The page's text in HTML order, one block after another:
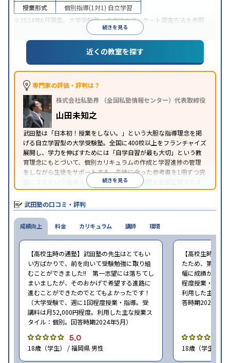
続きを見る
授業形式
個別指導(1対1) 自立学習
※2024年6月調査。 大学受験塾・予備校のアンケート調査方法を参照
近くの教室を探す
専門家の評価・評判は？
株式会社私塾界 （全国私塾情報センター）代表取締役
山田未知之
武田塾は「日本初！授業をしない。」という大胆な指導理念を掲
げる自立学習型の大学受験塾。全国に400校以上をフランチャイズ
展開し、学力を伸ばすためには「自学自習が最も大切」という教
育理念にもとづいて、個別カリキュラムの作成と学習進捗の管理
をしながら生徒をサポートする。生徒に合った参考書を1冊ずつ完
璧にするという指導スタイルで、参考書の問題を全部正解するま
で繰り返し問題を解くことで偏差値をあげるという手法を取って
いる。
続きを見る
武田塾の口コミ・評判
成績向上
【高校生時の通塾】武田塾の先生はとてもい
い方ばかりで、前を向いて受験勉強に取り組
むことができました!! 第一志望には落ちてし
まいましたが、そのおかげで希望する進路に
進むことができたのでとてもよかったです！
（大学受験で、週に1回程度授業・指導。受
講料は月52,000円程度。利用した主な授業ス
タイル：個別。回答時期2024年5月）
5.0
18歳（学生） / 福岡県 男性
【高校生時の通
たため、第一志
幅に成績が向上
程度授業・指導
利用した主な授
答時期2024年5
18歳（学生） /
料金 カリキュラム 講師 環境